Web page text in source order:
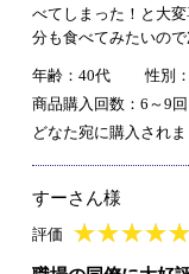
べてしまった！と大
分も食べてみたいの
年齢：40代
性別
商品購入回数：6～9回
どなた宛に購入され
すーさん様
評価 ★★★★★
★★★★★